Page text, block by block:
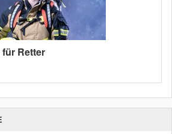
Retter